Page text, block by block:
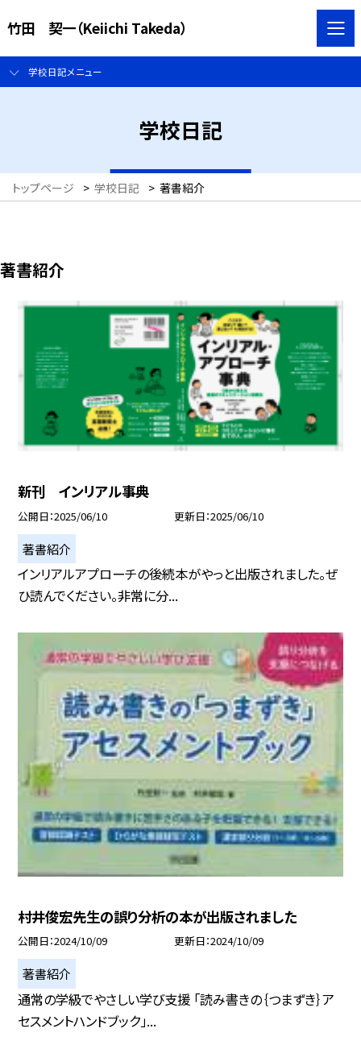
竹田 契一（Keiichi Takeda）
学校日記メニュー
学校日記
トップページ > 学校日記 > 著書紹介
著書紹介
新刊 インリアル事典
公開日 2025/06/10 更新日 2025/06/10
著書紹介
インリアルアプローチの後続本がやっと出版されました。ぜ
ひ読んでください。非常に分...
村井俊宏先生の誤り分析の本が出版されました
公開日 2024/10/09 更新日 2024/10/09
著書紹介
通常の学級でやさしい学び支援 「読み書きの｛つまずき｝ア
セスメントハンドブック」...